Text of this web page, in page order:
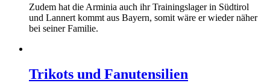
Zudem hat die Arminia auch ihr Trainingslager in Südtirol
und Lannert kommt aus Bayern, somit wäre er wieder näher
bei seiner Familie.
Trikots und Fanutensilien